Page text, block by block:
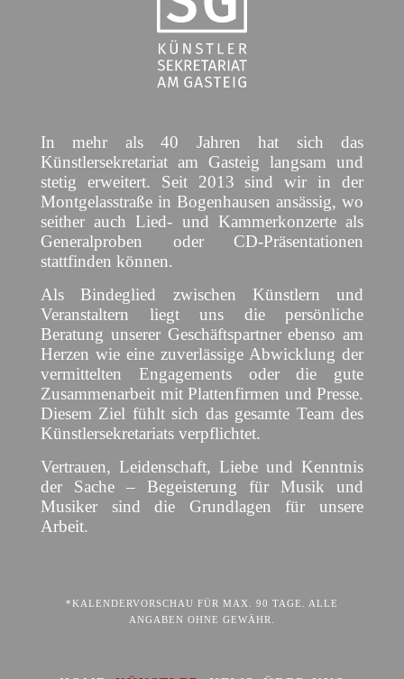
In mehr als 40 Jahren hat sich das
Künstlersekretariat am Gasteig langsam und
stetig erweitert. Seit 2013 sind wir in der
Montgelasstraße in Bogenhausen ansässig, wo
seither auch Lied- und Kammerkonzerte als
Generalproben oder CD-Präsentationen
stattfinden können.
Als Bindeglied zwischen Künstlern und
Veranstaltern liegt uns die persönliche
Beratung unserer Geschäftspartner ebenso am
Herzen wie eine zuverlässige Abwicklung der
vermittelten Engagements oder die gute
Zusammenarbeit mit Plattenfirmen und Presse.
Diesem Ziel fühlt sich das gesamte Team des
Künstlersekretariats verpflichtet.
Vertrauen, Leidenschaft, Liebe und Kenntnis
der Sache – Begeisterung für Musik und
Musiker sind die Grundlagen für unsere
Arbeit.
*KALENDERVORSCHAU FÜR MAX. 90 TAGE. ALLE
ANGABEN OHNE GEWÄHR.